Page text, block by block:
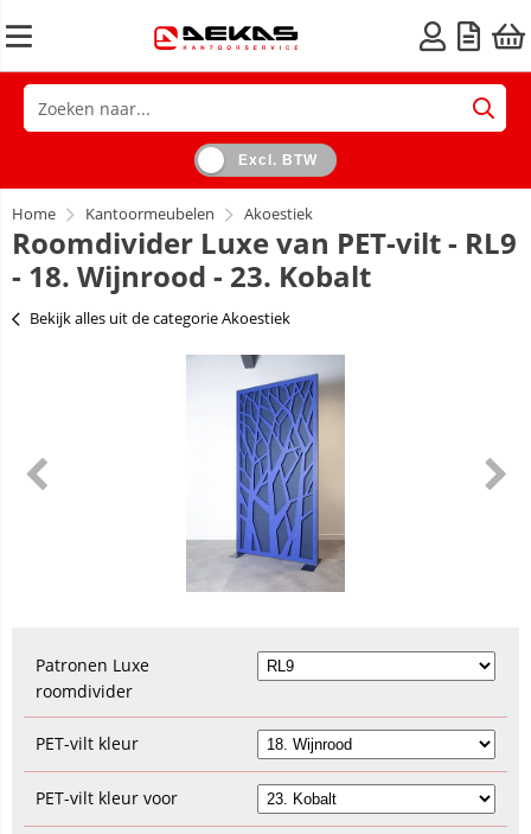
Excl. BTW
Home Kantoormeubelen Akoestiek
Roomdivider Luxe van PET-vilt - RL9
- 18. Wijnrood - 23. Kobalt
Bekijk alles uit de categorie Akoestiek
Patronen Luxe
roomdivider
PET-vilt kleur
PET-vilt kleur voor